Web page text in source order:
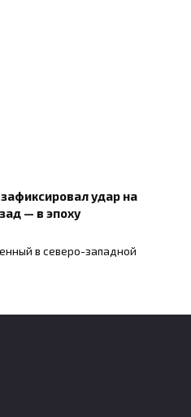
удар на
— в эпоху
в северо-западной